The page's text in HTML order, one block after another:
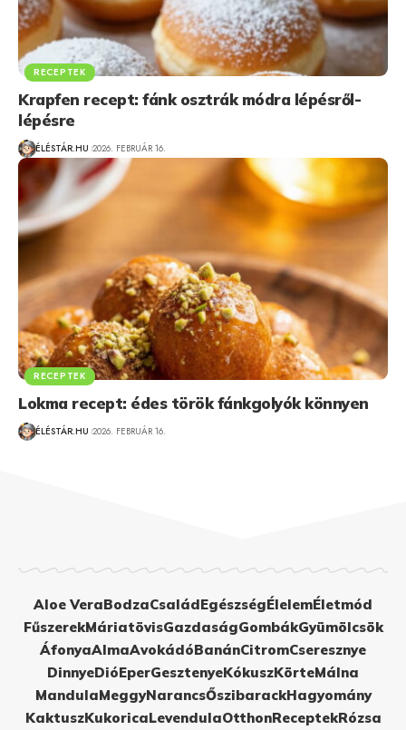
RECEPTEK
Krapfen recept: fánk osztrák módra lépésről-
lépésre
ÉLÉSTÁR.HU 2026. FEBRUÁR 16.
RECEPTEK
Lokma recept: édes török fánkgolyók könnyen
ÉLÉSTÁR.HU 2026. FEBRUÁR 16.
Aloe VeraBodzaCsaládEgészségÉlelemÉletmód
FűszerekMáriatövisGazdaságGombákGyümölcsök
ÁfonyaAlmaAvokádóBanánCitromCseresznye
DinnyeDióEperGesztenyeKókuszKörteMálna
MandulaMeggyNarancsŐszibarackHagyomány
KaktuszKukoricaLevendulaOtthonReceptekRózsa